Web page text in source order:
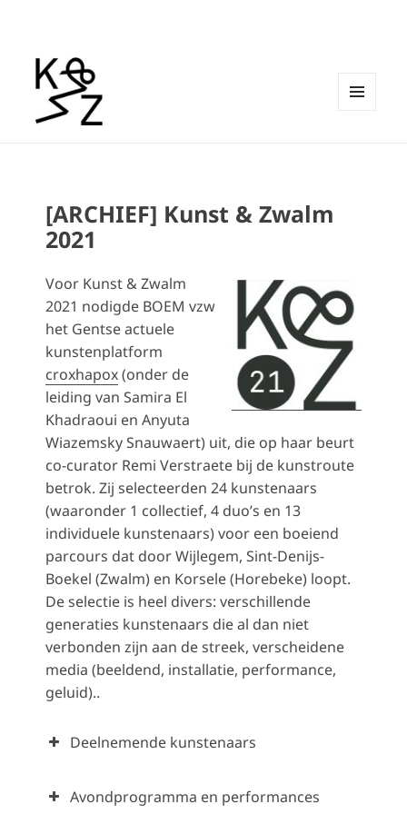
[ARCHIEF] Kunst & Zwalm
2021
Voor Kunst & Zwalm
2021 nodigde BOEM vzw
het Gentse actuele
kunstenplatform
croxhapox(onder de
leiding van Samira El
Khadraoui en Anyuta
Wiazemsky Snauwaert) uit, die op haar beurt
co-curator Remi Verstraete bij de kunstroute
betrok. Zij selecteerden 24 kunstenaars
(waaronder 1 collectief, 4 duo’s en 13
individuele kunstenaars) voor een boeiend
parcours dat door Wijlegem, Sint-Denijs-
Boekel (Zwalm) en Korsele (Horebeke) loopt.
De selectie is heel divers: verschillende
generaties kunstenaars die al dan niet
verbonden zijn aan de streek, verscheidene
media (beeldend, installatie, performance,
geluid)..
Deelnemende kunstenaars
Avondprogramma en performances